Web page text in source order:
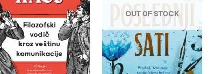
OUT OF STOCK